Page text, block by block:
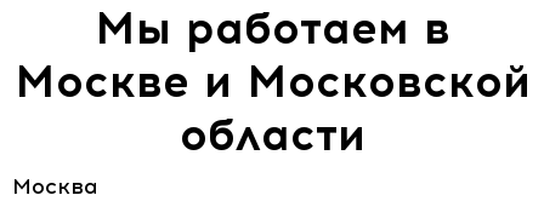
Мы работаем в
Москве и Московской
области
Москва